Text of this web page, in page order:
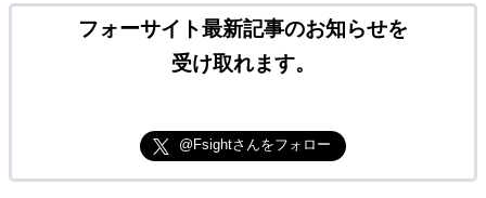
フォーサイト最新記事のお知らせを
受け取れます。
@Fsightさんをフォロー